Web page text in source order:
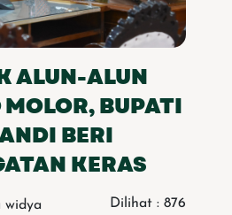
ALUN-ALUN
BUPATI
BERI
KERAS
widya Dilihat : 876